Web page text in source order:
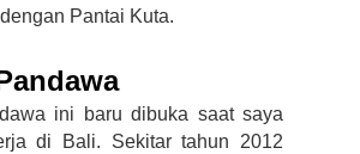
Pantai Kuta.
ini baru dibuka saat saya
di Bali. Sekitar tahun 2012